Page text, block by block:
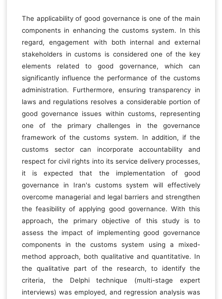
The applicability of good governance is one of the main
components in enhancing the customs system. In this
regard, engagement with both internal and external
stakeholders in customs is considered one of the key
elements related to good governance, which can
significantly influence the performance of the customs
administration. Furthermore, ensuring transparency in
laws and regulations resolves a considerable portion of
good governance issues within customs, representing
one of the primary challenges in the governance
framework of the customs system. In addition, if the
customs sector can incorporate accountability and
respect for civil rights into its service delivery processes,
it is expected that the implementation of good
governance in Iran's customs system will effectively
overcome managerial and legal barriers and strengthen
the feasibility of applying good governance. With this
approach, the primary objective of this study is to
assess the impact of implementing good governance
components in the customs system using a mixed-
method approach, both qualitative and quantitative. In
the qualitative part of the research, to identify the
criteria, the Delphi technique (multi-stage expert
interviews) was employed, and regression analysis was